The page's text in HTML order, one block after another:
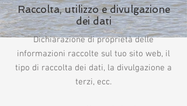
Raccolta, utilizzo e divulgazione
dei dati
Dichiarazione di proprietà delle
informazioni raccolte sul tuo sito web, il
tipo di raccolta dei dati, la divulgazione a
terzi, ecc.